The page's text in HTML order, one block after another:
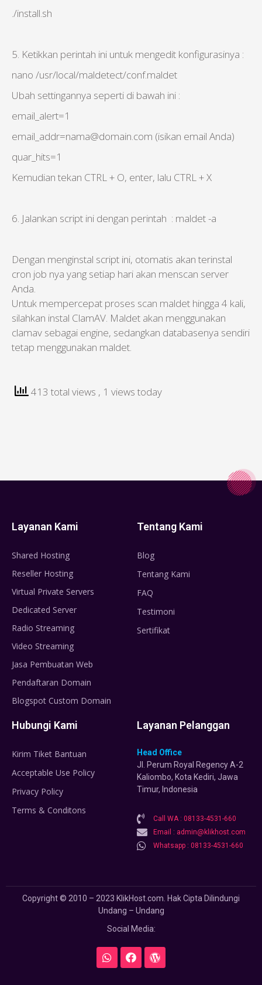
./install.sh
5. Ketikkan perintah ini untuk mengedit konfigurasinya :
nano /usr/local/maldetect/conf.maldet
Ubah settingannya seperti di bawah ini :
email_alert=1
email_addr=nama@domain.com (isikan email Anda)
quar_hits=1
Kemudian tekan CTRL + O, enter, lalu CTRL + X
6. Jalankan script ini dengan perintah : maldet -a
Dengan menginstal script ini, otomatis akan terinstal
cron job nya yang setiap hari akan menscan server
Anda.
Untuk mempercepat proses scan maldet hingga 4 kali,
silahkan instal ClamAV. Maldet akan menggunakan
clamav sebagai engine, sedangkan databasenya sendiri
tetap menggunakan maldet.
413 total views , 1 views today
Layanan Kami
Shared Hosting
Reseller Hosting
Virtual Private Servers
Dedicated Server
Radio Streaming
Video Streaming
Jasa Pembuatan Web
Pendaftaran Domain
Blogspot Custom Domain
Tentang Kami
Blog
Tentang Kami
FAQ
Testimoni
Sertifikat
Hubungi Kami
Kirim Tiket Bantuan
Acceptable Use Policy
Privacy Policy
Terms & Conditons
Layanan Pelanggan
Head Office
Jl. Perum Royal Regency A-2
Kaliombo, Kota Kediri, Jawa
Timur, Indonesia
Call WA : 08133-4531-660
Email : admin@klikhost.com
Whatsapp : 08133-4531-660
Copyright © 2010 – 2023 KlikHost.com. Hak Cipta Dilindungi
Undang – Undang
Social Media: